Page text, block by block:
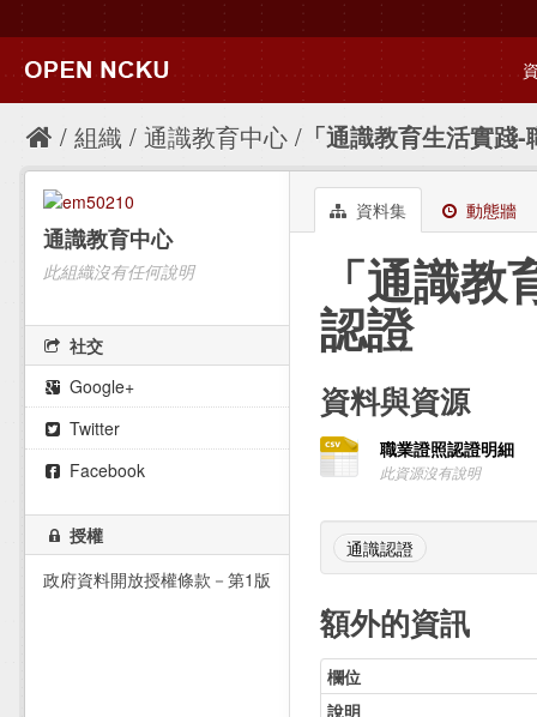
組織 通識教育中心 「通識教育生活實踐
資料集 動態牆
「通識
認證
資料與資源
職業證照認證明細
此資源沒有說明
通識認證
額外的資訊
欄位
說明
通識教育中心
此組織沒有任何說明
社交
Google+
Twitter
Facebook
授權
政府資料開放授權條款－第1版